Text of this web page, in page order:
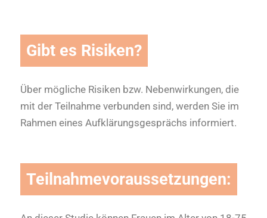
Gibt es Risiken?
Über mögliche Risiken bzw. Nebenwirkungen, die
mit der Teilnahme verbunden sind, werden Sie im
Rahmen eines Aufklärungsgesprächs informiert.
Teilnahmevoraussetzungen: